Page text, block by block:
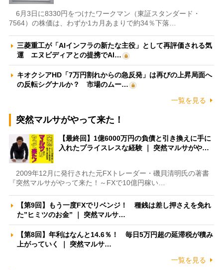
6月3日に8330円をつけたワークマン（東証スタンダード・
7564）の株価は、わずか1カ月あまりで約34％下落…
三菱重工が「AIインフラの新たな主役」として再評価される気
運 エヌビディアとの提携でAI…
キオクシアHD「7万円割れからの急反発」は再びの上昇局面へ
の反転シグナルか？ 市場のムー…
一覧を見る
突然マルサがやって来た！
【最終回】1億6000万円の負債と引き換えに手に
入れたプライスレスな経験 ｜ 突然マルサがや…
2009年12月に発行された元FXトレーダー・磯貝清明氏の著書
『突然マルサがやって来た！～FXで10億円稼い…
【第9回】もう一度FXでリベンジ！ 種銭は差し押さえを免れ
た”ヒミツのお金” ｜ 突然マルサ…
【第8回】年利はなんと14.6％！ 毎日5万円超の延滞税が積み
上がっていく ｜ 突然マルサ…
一覧を見る